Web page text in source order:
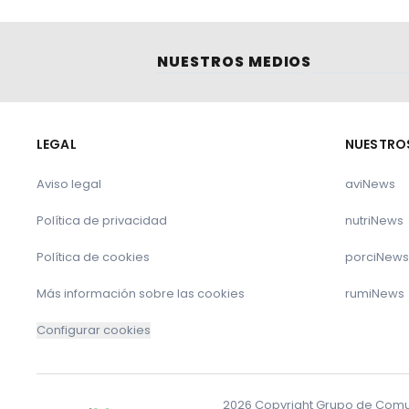
NUESTROS MEDIOS
LEGAL
Aviso legal
Política de privacidad
Política de cookies
Más información sobre las cookies
Configurar cookies
aviNews
nutriNews
porciNews
rumiNews
2026 Copyright Grupo de